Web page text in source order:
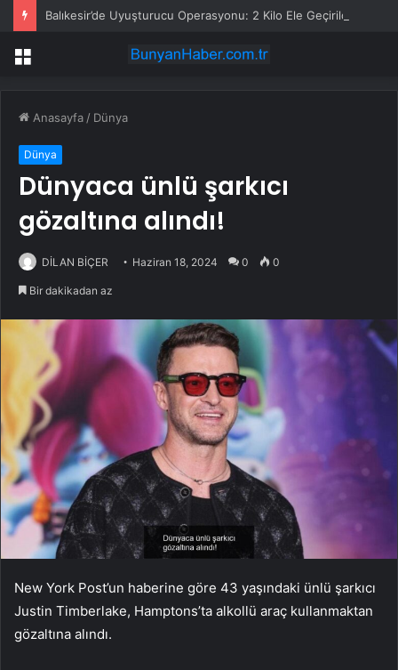
Balıkesir’de Uyuşturucu Operasyonu: 2 Kilo Ele Geçirildi
Menü
Anasayfa / Dünya
Dünya
Dünyaca ünlü şarkıcı
gözaltına alındı!
DİLAN BİÇER Haziran 18, 2024 0 0
Bir dakikadan az
New York Post’un haberine göre 43 yaşındaki ünlü şarkıcı
Justin Timberlake, Hamptons’ta alkollü araç kullanmaktan
gözaltına alındı.